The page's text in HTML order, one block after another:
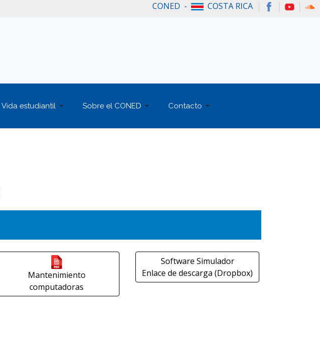
CONED - COSTA RICA
Vida estudiantil Sobre el CONED Contacto
Mantenimiento
computadoras
Software Simulador
Enlace de descarga (Dropbox)